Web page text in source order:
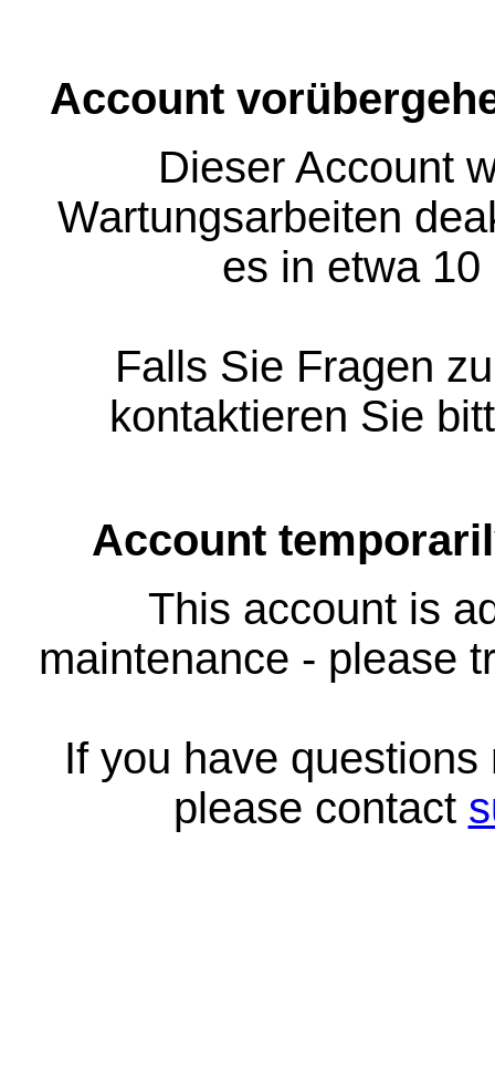
Account
Dieser Account
Wartungsarbeiten
es in etwa
Falls Sie Fragen
kontaktieren Sie
Account
This account is
maintenance - please
If you have
please contact